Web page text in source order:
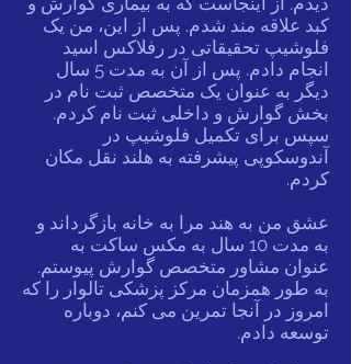
کبد علاقه مند شدم. پس از این، من یک
فلوشیپ تحقیقاتی در رفلاکس اسید
انجام دادم. پس از آن به مدت 5 سال
دیگر به عنوان یک متخصص ثبت نام در
بخش گوارش و داخلی ثبت نام کردم.
سپس برای تکمیل فلوشیپ در
آندوسکوپی پیشرفته به هلند نقل مکان
کردم.
عشق من به هند مرا به خانه بازگرداند و
به مدت 10 سال به مکس ساکت به
عنوان مشاور متخصص گوارش پیوستم.
به طور همزمان مرکز پزشکی تالوار را که
امروز در آنجا تمرین می کنم، دوباره
توسعه دادم.